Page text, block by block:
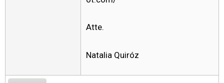
Atte.
Natalia Quiróz